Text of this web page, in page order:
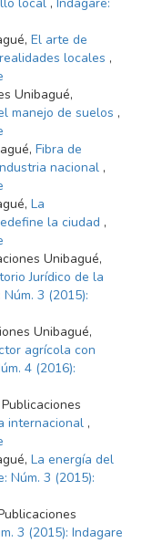
local , Indagare:
El arte de
locales ,
Unibagué,
manejo de suelos ,
Fibra de
nacional ,
La
la ciudad ,
Unibagué,
Jurídico de la
3 (2015):
Unibagué,
agrícola con
4 (2016):
internacional ,
La energía del
Núm. 3 (2015):
3 (2015): Indagare